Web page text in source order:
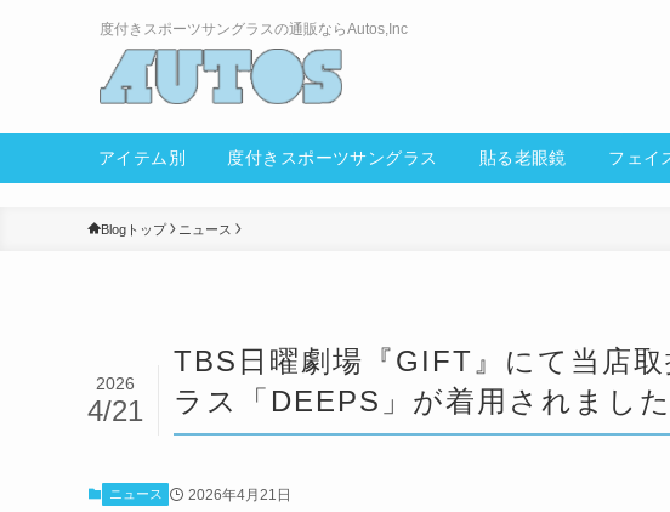
度付きスポーツサングラスの通販ならAutos,Inc
Blogトップ ニュース
TBS日曜劇場『GIFT』にて当店
ラス「DEEPS」が着用されました
2026
4/21
ニュース 2026年4月21日